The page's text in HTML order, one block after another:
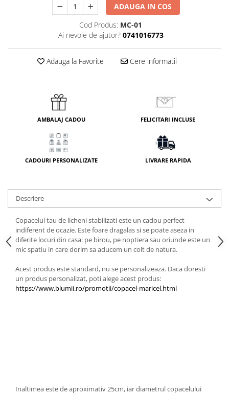
ADAUGA IN COS
Cod Produs: MC-01
Ai nevoie de ajutor? 0741016773
Adauga la Favorite Cere informatii
AMBALAJ CADOU FELICITARI INCLUSE
CADOURI PERSONALIZATE LIVRARE RAPIDA
Descriere
Copacelul tau de licheni stabilizati este un cadou perfect
indiferent de ocazie. Este foare dragalas si se poate aseza in
diferite locuri din casa: pe birou, pe noptiera sau oriunde este un
mic spatiu in care dorim sa aducem un colt de natura.
Acest produs este standard, nu se personalizeaza. Daca doresti
un produs personalizat, poti alege acest produs: ​
https://www.blumii.ro/promotii/copacel-maricel.html
Inaltimea este de aproximativ 25cm, iar diametrul copacelului